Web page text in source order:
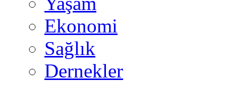
Ekonomi
Sağlık
Dernekler